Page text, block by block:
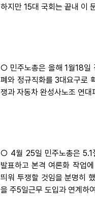
하지만 15대 국회는 끝내 이
○ 민주노총은 올해 1월18일
폐와 정규직화를 3대요구로
쟁과 자동차 완성사노조 연
○ 4월 25일 민주노총은 5.1
발표하고 본격 여론화 작업
띄워 투쟁할 것임을 분명히
을 주5일근무 도입과 연계하